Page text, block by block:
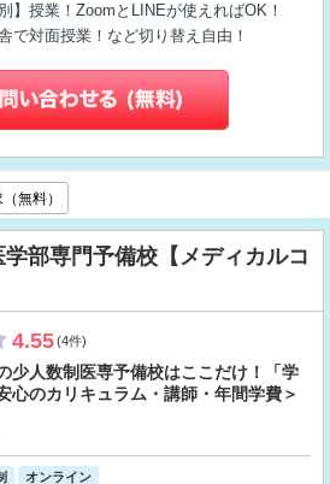
】授業！ZoomとLINEが使えればOK！
で対面授業！など切り替え自由！
無料）
部専門予備校【メディカルコ
4.55(4件)
少人数制医専予備校はここだけ！「学
心のカリキュラム・講師・年間学費＞
オンライン